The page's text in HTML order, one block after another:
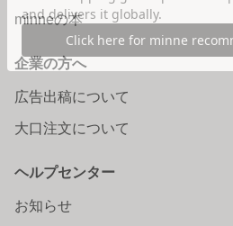
minneの本
企業の方へ
広告出稿について
大口注文について
ヘルプセンター
お知らせ